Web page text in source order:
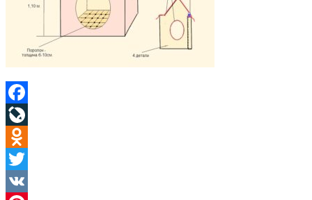
Facebook
LiveJournal
Odnoklassniki
Twitter